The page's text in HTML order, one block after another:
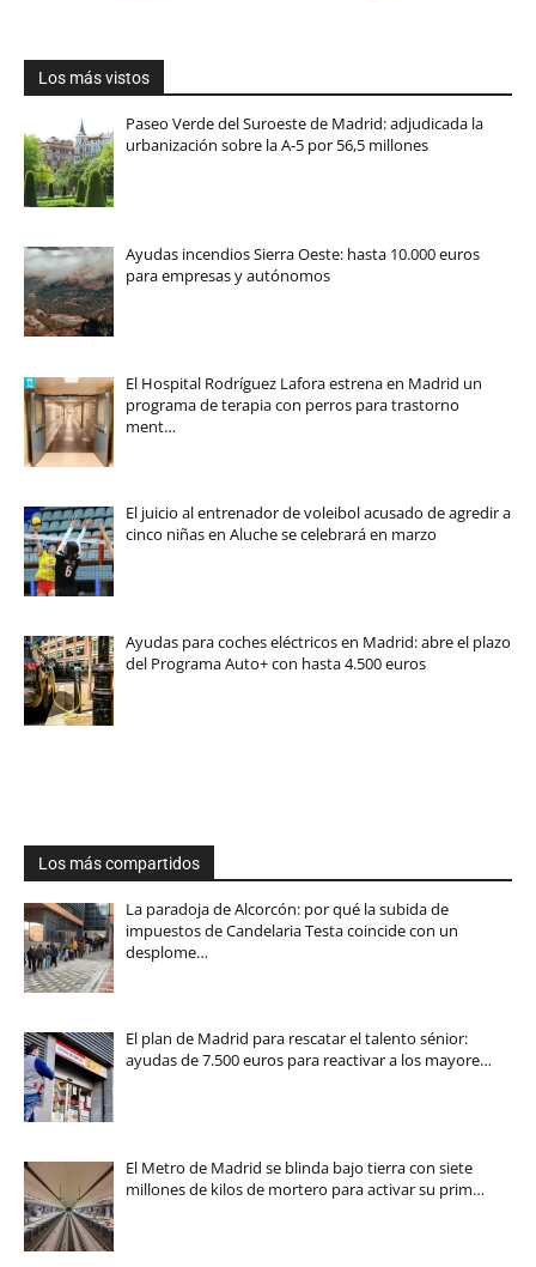
Los más vistos
Paseo Verde del Suroeste de Madrid: adjudicada la
urbanización sobre la A-5 por 56,5 millones
Ayudas incendios Sierra Oeste: hasta 10.000 euros
para empresas y autónomos
El Hospital Rodríguez Lafora estrena en Madrid un
programa de terapia con perros para trastorno
ment…
El juicio al entrenador de voleibol acusado de agredir a
cinco niñas en Aluche se celebrará en marzo
Ayudas para coches eléctricos en Madrid: abre el plazo
del Programa Auto+ con hasta 4.500 euros
Los más compartidos
La paradoja de Alcorcón: por qué la subida de
impuestos de Candelaria Testa coincide con un
desplome…
El plan de Madrid para rescatar el talento sénior:
ayudas de 7.500 euros para reactivar a los mayore…
El Metro de Madrid se blinda bajo tierra con siete
millones de kilos de mortero para activar su prim…